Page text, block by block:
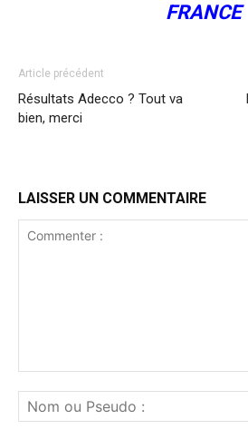
FRANCE
Article précédent
Résultats Adecco ? Tout va
bien, merci
LAISSER UN COMMENTAIRE